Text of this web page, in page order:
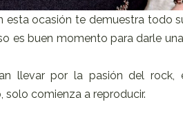
esta ocasión te demuestra todo
es buen momento para darle
llevar por la pasión del rock,
comienza a reproducir.